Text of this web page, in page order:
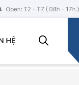
Open: T2 - T7 ( 08h - 17h )
HỆ